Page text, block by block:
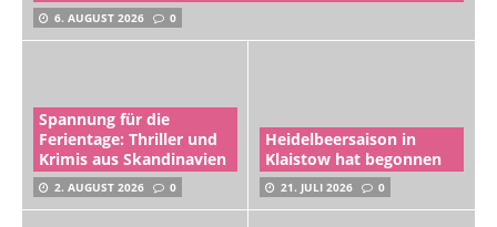
6. AUGUST 2026 0
Spannung für die
Ferientage: Thriller und
Krimis aus Skandinavien
2. AUGUST 2026 0
Heidelbeersaison in
Klaistow hat begonnen
21. JULI 2026 0